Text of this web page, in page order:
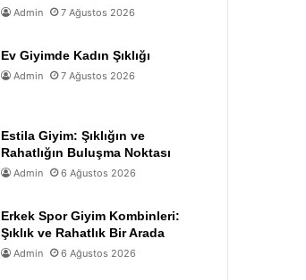
Admin 7 Ağustos 2026
Ev Giyimde Kadın Şıklığı
Admin 7 Ağustos 2026
Estila Giyim: Şıklığın ve
Rahatlığın Buluşma Noktası
Admin 6 Ağustos 2026
Erkek Spor Giyim Kombinleri:
Şıklık ve Rahatlık Bir Arada
Admin 6 Ağustos 2026